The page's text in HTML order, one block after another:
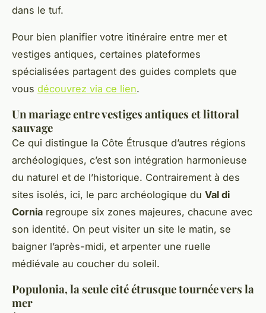
dans le tuf.
Pour bien planifier votre itinéraire entre mer et
vestiges antiques, certaines plateformes
spécialisées partagent des guides complets que
vous découvrez via ce lien.
Un mariage entre vestiges antiques et littoral
sauvage
Ce qui distingue la Côte Étrusque d’autres régions
archéologiques, c’est son intégration harmonieuse
du naturel et de l’historique. Contrairement à des
sites isolés, ici, le parc archéologique du Val di
Cornia regroupe six zones majeures, chacune avec
son identité. On peut visiter un site le matin, se
baigner l’après-midi, et arpenter une ruelle
médiévale au coucher du soleil.
Populonia, la seule cité étrusque tournée vers la
mer